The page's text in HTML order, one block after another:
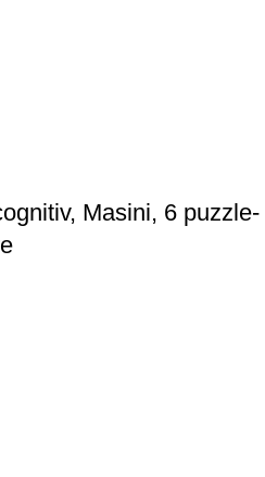
Masini, 6 puzzle-